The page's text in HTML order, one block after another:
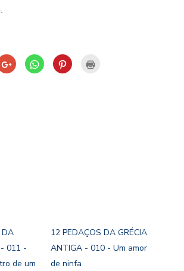
Compartilhe
no
Google+
Clique
para
compartilhar
Clique
para
DA
- 011 -
de um
12 PEDAÇOS DA GRÉCIA
ANTIGA - 010 - Um amor
de ninfa